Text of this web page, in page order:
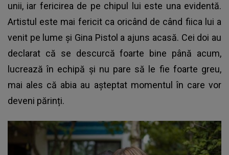
unii, iar fericirea de pe chipul lui este una evidentă.
Artistul este mai fericit ca oricând de când fiica lui a
venit pe lume și Gina Pistol a ajuns acasă. Cei doi au
declarat că se descurcă foarte bine până acum,
lucrează în echipă și nu pare să le fie foarte greu,
mai ales că abia au așteptat momentul în care vor
deveni părinți.